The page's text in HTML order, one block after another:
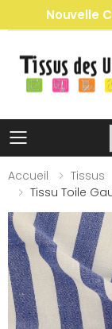
Nouvelle
Toggle
Accueil
Tissus
Tissu Toile